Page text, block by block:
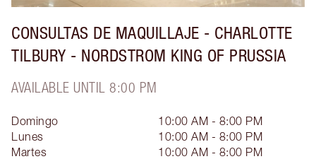
CONSULTAS DE MAQUILLAJE - CHARLOTTE
TILBURY - NORDSTROM KING OF PRUSSIA
AVAILABLE UNTIL 8:00 PM
Domingo
10:00 AM - 8:00 PM
Lunes
10:00 AM - 8:00 PM
Martes
10:00 AM - 8:00 PM